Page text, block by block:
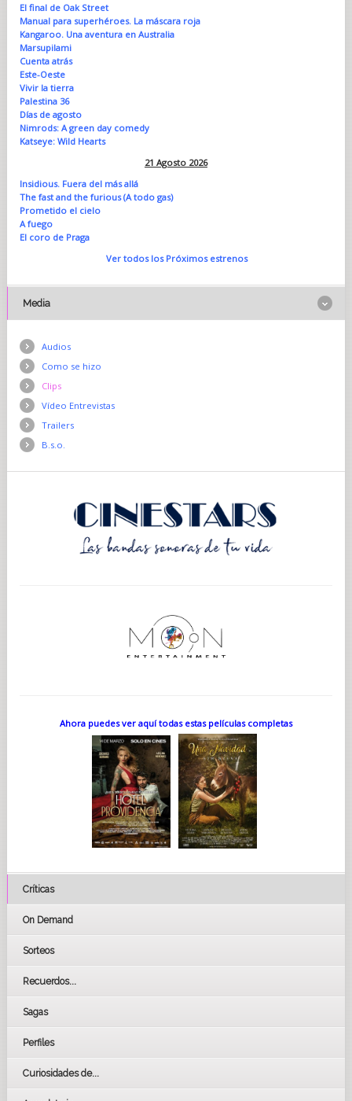
El final de Oak Street
Manual para superhéroes. La máscara roja
Kangaroo. Una aventura en Australia
Marsupilami
Cuenta atrás
Este-Oeste
Vivir la tierra
Palestina 36
Días de agosto
Nimrods: A green day comedy
Katseye: Wild Hearts
21 Agosto 2026
Insidious. Fuera del más allá
The fast and the furious (A todo gas)
Prometido el cielo
A fuego
El coro de Praga
Ver todos los Próximos estrenos
Media
Audios
Como se hizo
Clips
Vídeo Entrevistas
Trailers
B.s.o.
Ahora puedes ver aquí todas estas películas completas
Críticas
On Demand
Sorteos
Recuerdos...
Sagas
Perfiles
Curiosidades de...